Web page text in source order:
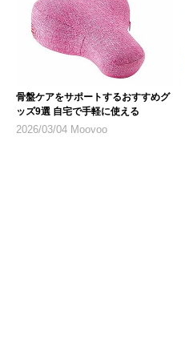
骨盤ケアをサポートするおすすめグ
ッズ9選 自宅で手軽に使える
2026/03/04 Moovoo